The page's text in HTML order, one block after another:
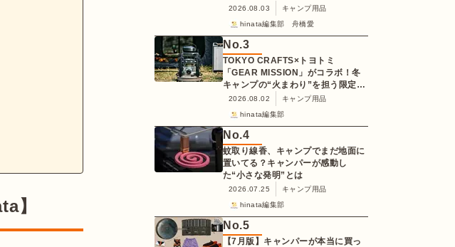
】
2026.08.03
キャンプ用品
hinata編集部 舟橋愛
No.3
TOKYO CRAFTS×トヨトミ
「GEAR MISSION」がコラボ！冬
キャンプの“火まわり”を担う限定
K3クッキングストーブが登場
2026.08.02
キャンプ用品
hinata編集部
No.4
蚊取り線香、キャンプでまだ地面に
置いてる？キャンパーが感動し
た“小さな発明”とは
2026.07.25
キャンプ用品
hinata編集部
No.5
【7月版】キャンパーが本当に買っ